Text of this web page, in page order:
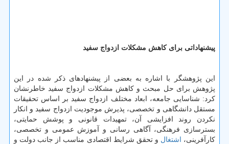
پیشنهاداتی برای كاهش مشكلات ازدواج سفید
این پژوهشگر با اشاره به بعضی از پیشنهادهای ذكر شده در این
پژوهش برای حل مبحث و كاهش مشكلات ازدواج سفید خاطرنشان
كرد: شناسایی جامعه، ابعاد مختلف ازدواج سفید بر اساس تحقیقات
مستقل دانشگاهی و تخصصی، پذیرش موجودیت ازدواج سفید و انكار
نكردن روند افزایشی آن، تمهیدات قانونی و پوشش حمایتی،
بسترسازی فرهنگی، آگاهی رسانی و آموزش عمومی و تخصصی،
كارآفرینی، اشتغال و تحقق شرایط اقتصادی مناسب از جانب دولت و